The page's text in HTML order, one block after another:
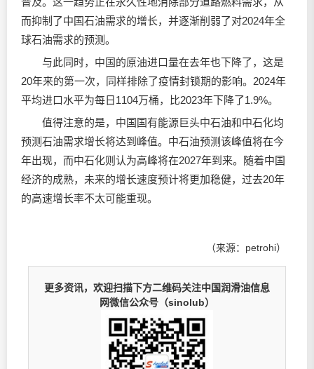
而抑制了中国石油需求的增长，并逐渐削弱了对2024年全
球石油需求的预测。
与此同时，中国的原油进口量在去年也下降了，这是
20年来的第一次，同样排除了疫情封锁期的影响。2024年
平均进口水平为每日1104万桶，比2023年下降了1.9%。
值得注意的是，中国国有能源巨头中石油和中石化均
预测石油需求增长将达到峰值。中石油预测该峰值将在今
年出现，而中石化则认为高峰将在2027年到来。随着中国
经济的成熟，未来的增长速度预计将更加稳健，过去20年
的高速增长率不太可能重现。
（来源：petrohi）
更多资讯，欢迎扫描下方二维码关注中国润滑油信息
网微信公众号（sinolub）